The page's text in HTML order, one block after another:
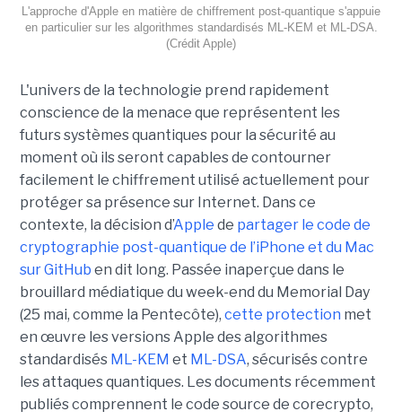
L'approche d'Apple en matière de chiffrement post-quantique s'appuie
en particulier sur les algorithmes standardisés ML-KEM et ML-DSA.
(Crédit Apple)
L'univers de la technologie prend rapidement
conscience de la menace que représentent les
futurs systèmes quantiques pour la sécurité au
moment où ils seront capables de contourner
facilement le chiffrement utilisé actuellement pour
protéger sa présence sur Internet. Dans ce
contexte, la décision d’Apple de partager le code de
cryptographie post-quantique de l’iPhone et du Mac
sur GitHub en dit long. Passée inaperçue dans le
brouillard médiatique du week-end du Memorial Day
(25 mai, comme la Pentecôte), cette protection met
en œuvre les versions Apple des algorithmes
standardisés ML-KEM et ML-DSA, sécurisés contre
les attaques quantiques. Les documents récemment
publiés comprennent le code source de corecrypto,